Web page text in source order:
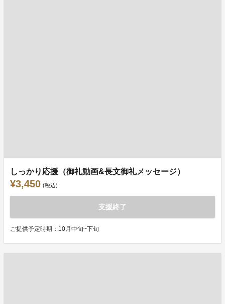
しっかり応援（御礼動画&長文御礼メッセージ）
¥3,450 (税込)
支援終了
ご提供予定時期：10月中旬~下旬